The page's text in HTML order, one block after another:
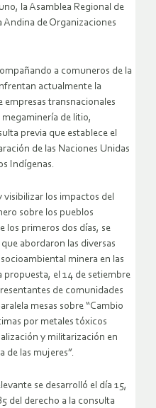
la Asamblea Regional de
Andina de Organizaciones
a comuneros de la
actualmente la
transnacionales
megaminería de litio,
previa que establece el
de las Naciones Unidas
Indígenas.
los impactos del
sobre los pueblos
los primeros dos días, se
abordaron las diversas
minera en las
propuesta, el 14 de setiembre
de comunidades
mesas sobre “Cambio
por metales tóxicos
y militarización en
de las mujeres”.
se desarrolló el día 15,
del derecho a la consulta